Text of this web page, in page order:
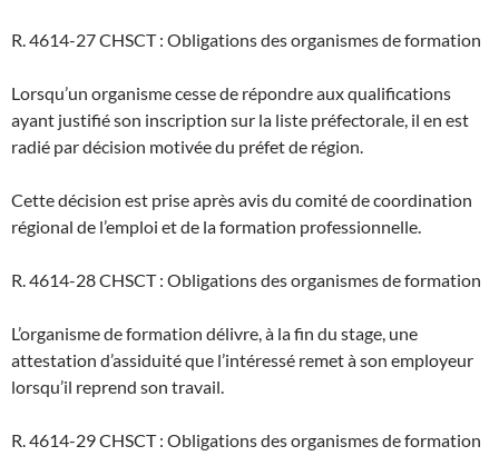
R. 4614-27 CHSCT : Obligations des organismes de formation
Lorsqu’un organisme cesse de répondre aux qualifications
ayant justifié son inscription sur la liste préfectorale, il en est
radié par décision motivée du préfet de région.
Cette décision est prise après avis du comité de coordination
régional de l’emploi et de la formation professionnelle.
R. 4614-28 CHSCT : Obligations des organismes de formation
L’organisme de formation délivre, à la fin du stage, une
attestation d’assiduité que l’intéressé remet à son employeur
lorsqu’il reprend son travail.
R. 4614-29 CHSCT : Obligations des organismes de formation